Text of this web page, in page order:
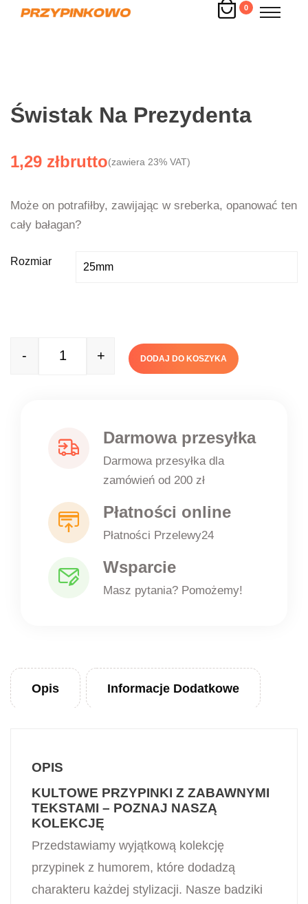
0
Świstak Na Prezydenta
1,29 zł (zawiera 23% VAT)
Może on potrafiłby, zawijając w sreberka, opanować ten
cały bałagan?
Rozmiar
Quantity
- + DODAJ DO KOSZYKA
Darmowa przesyłka
Darmowa przesyłka dla
zamówień od 200 zł
Płatności online
Płatności Przelewy24
Wsparcie
Masz pytania? Pomożemy!
Opis Informacje Dodatkowe
OPIS
KULTOWE PRZYPINKI Z ZABAWNYMI
TEKSTAMI – POZNAJ NASZĄ
KOLEKCJĘ
Przedstawiamy wyjątkową kolekcję
przypinek z humorem, które dodadzą
charakteru każdej stylizacji. Nasze badziki